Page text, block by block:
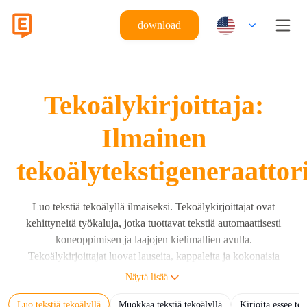
download
Tekoälykirjoittaja:
Ilmainen
Luo tekstiä tekoälyllä ilmaiseksi. Tekoälykirjoittajat ovat
kehittyneitä työkaluja, jotka tuottavat tekstiä automaattisesti
koneoppimisen ja laajojen kielimallien avulla.
Tekoälykirjoittajat luovat lauseita, kappaleita ja kokonaisia
dokumentteja käyttäjän ohjeiden perusteella hyödyntäen laajoja
Näytä lisää
Luo tekstiä tekoälyllä Muokkaa tekstiä tekoälyllä Kirjoita essee